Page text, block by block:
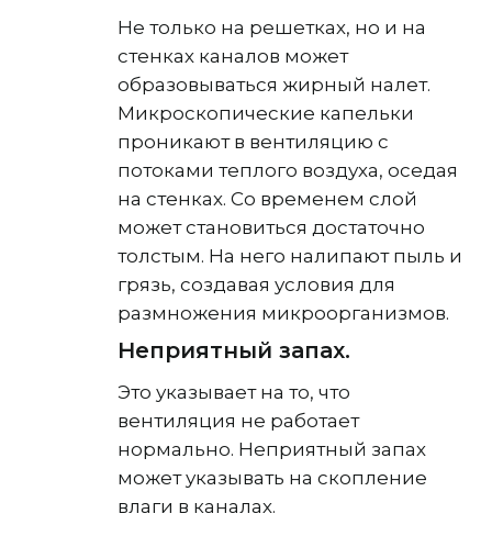
Не только на решетках, но и на
стенках каналов может
образовываться жирный налет.
Микроскопические капельки
проникают в вентиляцию с
потоками теплого воздуха, оседая
на стенках. Со временем слой
может становиться достаточно
толстым. На него налипают пыль и
грязь, создавая условия для
размножения микроорганизмов.
Неприятный запах.
Это указывает на то, что
вентиляция не работает
нормально. Неприятный запах
может указывать на скопление
влаги в каналах.